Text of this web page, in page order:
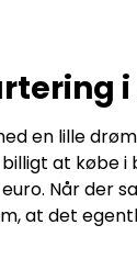
en lille
at købe
Når der
at det